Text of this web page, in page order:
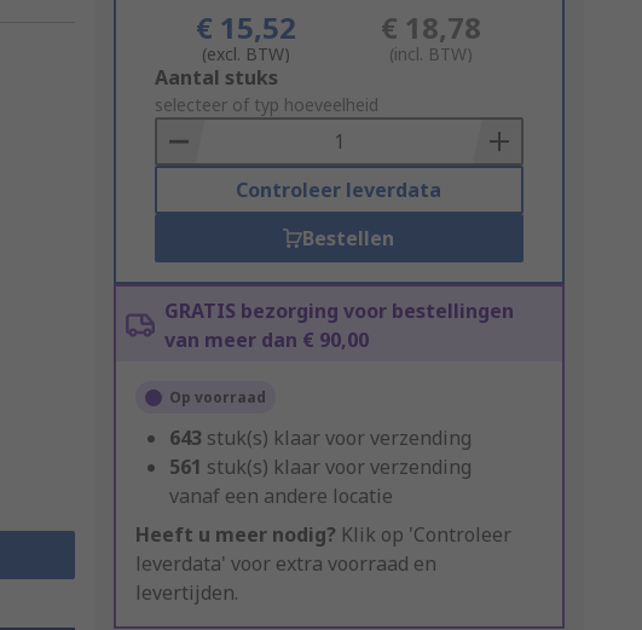
€ 15,52
(excl. BTW)
€ 18,78
(incl. BTW)
Add
to
Basket
Aantal stuks
selecteer of typ hoeveelheid
Controleer leverdata
Bestellen
GRATIS bezorging voor bestellingen
van meer dan € 90,00
Op voorraad
643 stuk(s) klaar voor verzending
561 stuk(s) klaar voor verzending
vanaf een andere locatie
Heeft u meer nodig? Klik op 'Controleer
leverdata' voor extra voorraad en
levertijden.